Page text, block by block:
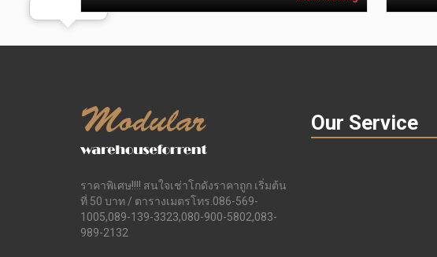
ราคาพิเศษ!!!! สนใจเช่าโกดังราคาถูก เริ่มต้น
ที่ 50 บาท / ตารางเมตรโทร.086-569-
1005,089-139-3323,080-900-5802,083-
989-2132
Our Service